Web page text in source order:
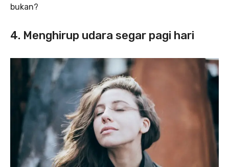
bukan?
4. Menghirup udara segar pagi hari